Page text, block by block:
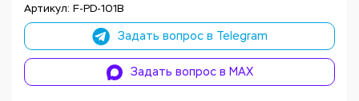
Артикул: F-PD-101B
Задать вопрос в Telegram
Задать вопрос в MAX